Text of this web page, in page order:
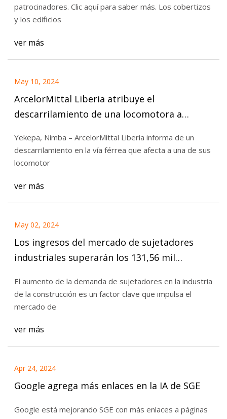
patrocinadores. Clic aquí para saber más. Los cobertizos
y los edificios
ver más
May 10, 2024
ArcelorMittal Liberia atribuye el
descarrilamiento de una locomotora a
Yekepa, Nimba – ArcelorMittal Liberia informa de un
descarrilamiento en la vía férrea que afecta a una de sus
locomotor
ver más
May 02, 2024
Los ingresos del mercado de sujetadores
industriales superarán los 131,56 mil
El aumento de la demanda de sujetadores en la industria
de la construcción es un factor clave que impulsa el
mercado de
ver más
Apr 24, 2024
Google agrega más enlaces en la IA de SGE
Google está mejorando SGE con más enlaces a páginas